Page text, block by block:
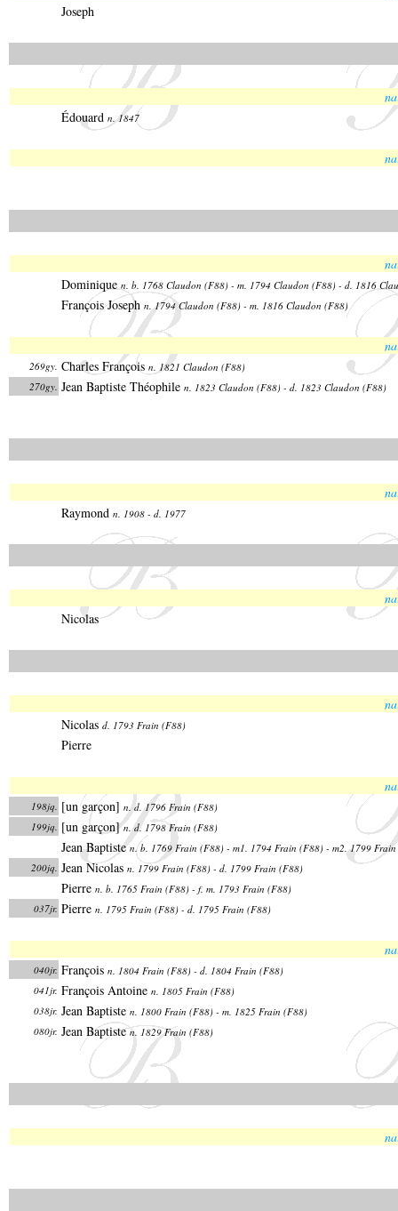
Joseph
Édouard n. 1847
Dominique n. b. 1768 Claudon (F88) - m. 1794 Claudon (F88) - d. 1816
François Joseph n. 1794 Claudon (F88) - m. 1816 Claudon (F88)
269gy. Charles François n. 1821 Claudon (F88)
270gy. Jean Baptiste Théophile n. 1823 Claudon (F88) - d. 1823 Claudon (F88)
Raymond n. 1908 - d. 1977
Nicolas
Nicolas d. 1793 Frain (F88)
Pierre
198jq. [un garçon] n. d. 1796 Frain (F88)
199jq. [un garçon]n. d. 1798 Frain (F88)
Jean Baptisten. b. 1769 Frain (F88) - m1. 1794 Frain (F88) - m2. 1799
200jq. Jean Nicolas n. 1799 Frain (F88) - d. 1799 Frain (F88)
Pierre n. b. 1765 Frain (F88) - f. m. 1793 Frain (F88)
037jr. Pierre n. 1795 Frain (F88) - d. 1795 Frain (F88)
040jr. François n. 1804 Frain (F88) - d. 1804 Frain (F88)
041jr. François Antoine n. 1805 Frain (F88)
038jr. Jean Baptiste n. 1800 Frain (F88) - m. 1825 Frain (F88)
080jr. Jean Baptiste n. 1829 Frain (F88)